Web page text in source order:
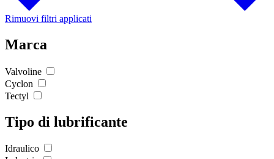
Rimuovi filtri applicati
Marca
Valvoline
Cyclon
Tectyl
Tipo di lubrificante
Idraulico